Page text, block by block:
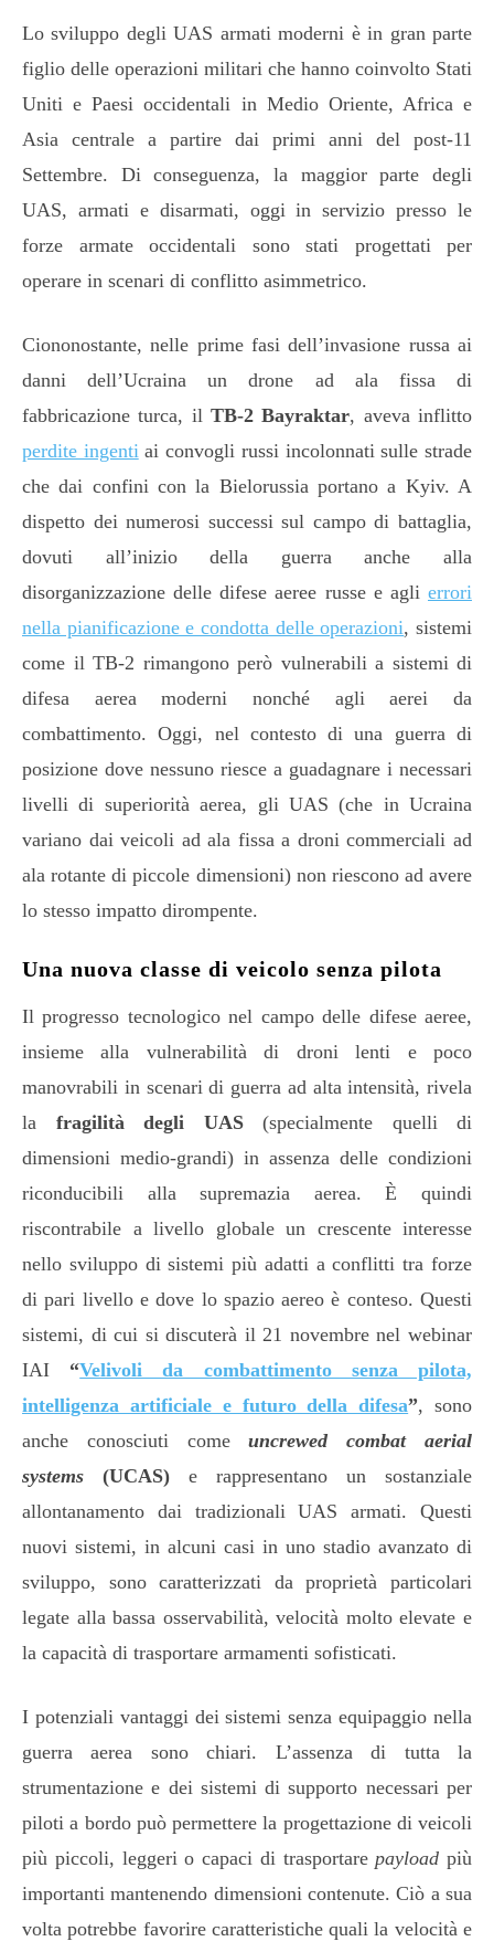
Lo sviluppo degli UAS armati moderni è in gran parte
figlio delle operazioni militari che hanno coinvolto Stati
Uniti e Paesi occidentali in Medio Oriente, Africa e
Asia centrale a partire dai primi anni del post-11
Settembre. Di conseguenza, la maggior parte degli
UAS, armati e disarmati, oggi in servizio presso le
forze armate occidentali sono stati progettati per
operare in scenari di conflitto asimmetrico.
Ciononostante, nelle prime fasi dell’invasione russa ai
danni dell’Ucraina un drone ad ala fissa di
fabbricazione turca, il TB-2 Bayraktar, aveva inflitto
perdite ingenti ai convogli russi incolonnati sulle strade
che dai confini con la Bielorussia portano a Kyiv. A
dispetto dei numerosi successi sul campo di battaglia,
dovuti all’inizio della guerra anche alla
disorganizzazione delle difese aeree russe e agli errori
nella pianificazione e condotta delle operazioni, sistemi
come il TB-2 rimangono però vulnerabili a sistemi di
difesa aerea moderni nonché agli aerei da
combattimento. Oggi, nel contesto di una guerra di
posizione dove nessuno riesce a guadagnare i necessari
livelli di superiorità aerea, gli UAS (che in Ucraina
variano dai veicoli ad ala fissa a droni commerciali ad
ala rotante di piccole dimensioni) non riescono ad avere
lo stesso impatto dirompente.
Una nuova classe di veicolo senza pilota
Il progresso tecnologico nel campo delle difese aeree,
insieme alla vulnerabilità di droni lenti e poco
manovrabili in scenari di guerra ad alta intensità, rivela
la fragilità degli UAS(specialmente quelli di
dimensioni medio-grandi) in assenza delle condizioni
riconducibili alla supremazia aerea. È quindi
riscontrabile a livello globale un crescente interesse
nello sviluppo di sistemi più adatti a conflitti tra forze
di pari livello e dove lo spazio aereo è conteso. Questi
sistemi, di cui si discuterà il 21 novembre nel webinar
IAI “Velivoli da combattimento senza pilota,
intelligenza artificiale e futuro della difesa”, sono
anche conosciuti comeuncrewed combat aerial
systems (UCAS) e rappresentano un sostanziale
allontanamento dai tradizionali UAS armati. Questi
nuovi sistemi, in alcuni casi in uno stadio avanzato di
sviluppo, sono caratterizzati da proprietà particolari
legate alla bassa osservabilità, velocità molto elevate e
la capacità di trasportare armamenti sofisticati.
I potenziali vantaggi dei sistemi senza equipaggio nella
guerra aerea sono chiari. L’assenza di tutta la
strumentazione e dei sistemi di supporto necessari per
piloti a bordo può permettere la progettazione di veicoli
più piccoli, leggeri o capaci di trasportarepayload più
importanti mantenendo dimensioni contenute. Ciò a sua
volta potrebbe favorire caratteristiche quali la velocità e